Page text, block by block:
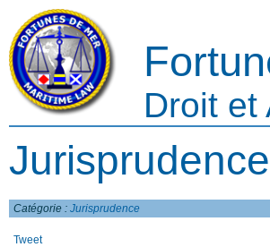
Droit et
Jurisprudence
Catégorie : Jurisprudence
Tweet